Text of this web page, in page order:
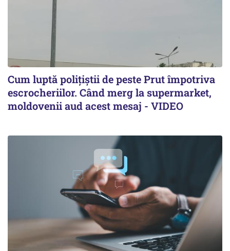
Cum luptă polițiștii de peste Prut împotriva
escrocheriilor. Când merg la supermarket,
moldovenii aud acest mesaj - VIDEO